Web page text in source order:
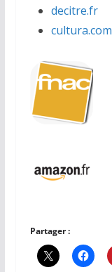
decitre.fr
cultura.com
Partager :